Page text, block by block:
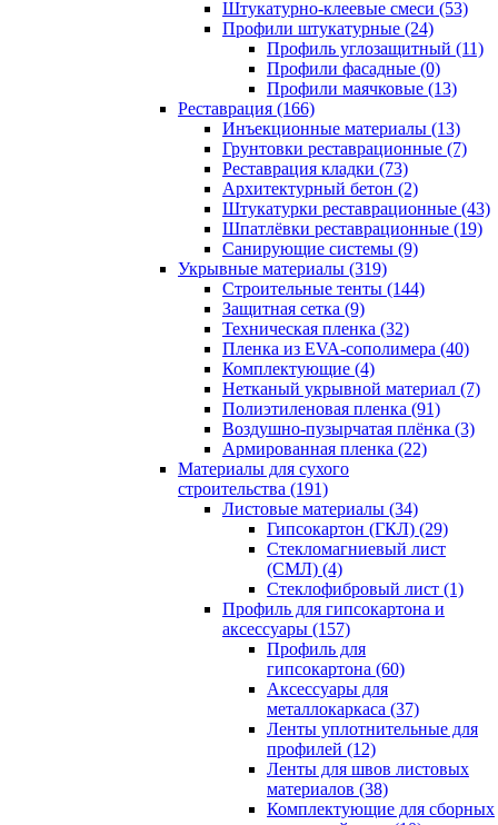
Штукатурно-клеевые смеси (53)
Профили штукатурные (24)
Профиль углозащитный (11)
Профили фасадные (0)
Профили маячковые (13)
Реставрация (166)
Инъекционные материалы (13)
Грунтовки реставрационные (7)
Реставрация кладки (73)
Архитектурный бетон (2)
Штукатурки реставрационные (43)
Шпатлёвки реставрационные (19)
Санирующие системы (9)
Укрывные материалы (319)
Строительные тенты (144)
Защитная сетка (9)
Техническая пленка (32)
Пленка из EVA-сополимера (40)
Комплектующие (4)
Нетканый укрывной материал (7)
Полиэтиленовая пленка (91)
Воздушно-пузырчатая плёнка (3)
Армированная пленка (22)
Материалы для сухого
строительства (191)
Листовые материалы (34)
Гипсокартон (ГКЛ) (29)
Стекломагниевый лист
(СМЛ) (4)
Cтеклофибровый лист (1)
Профиль для гипсокартона и
аксессуары (157)
Профиль для
гипсокартона (60)
Аксессуары для
металлокаркаса (37)
Ленты уплотнительные для
профилей (12)
Ленты для швов листовых
материалов (38)
Комплектующие для сборных